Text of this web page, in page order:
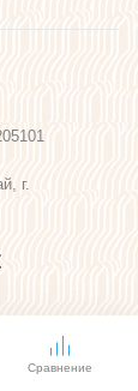
г.
Сравнение